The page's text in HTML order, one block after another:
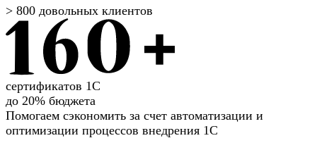
> 800 довольных клиентов
сертификатов 1С
до 20% бюджета
Помогаем сэкономить за счет автоматизации и
оптимизации процессов внедрения 1С